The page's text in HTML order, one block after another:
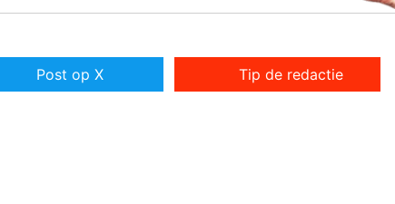
Post op X Tip de redactie